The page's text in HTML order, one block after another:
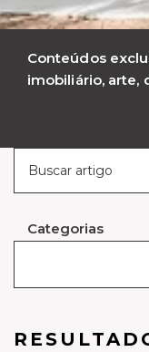
Conteúdos
imobiliário, arte,
Categorias